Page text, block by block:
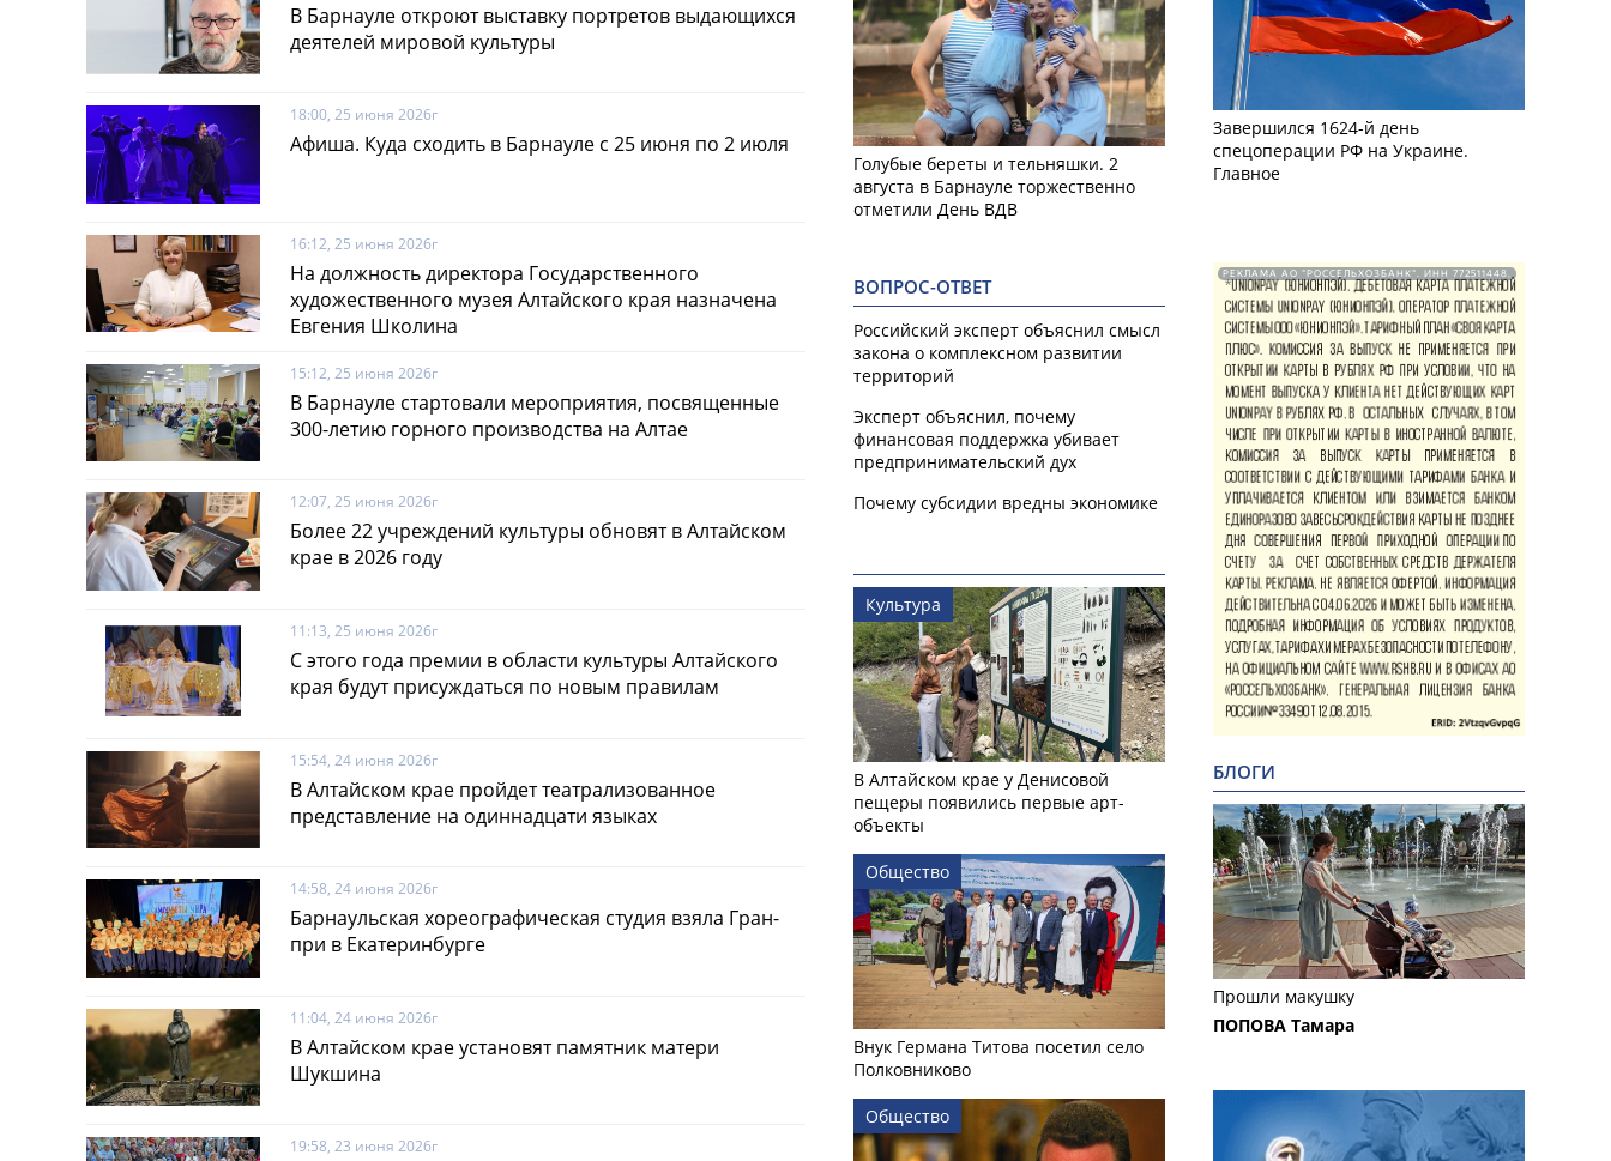
В Барнауле откроют выставку портретов выдающихся
деятелей мировой культуры
18:00, 25 июня 2026г
Афиша. Куда сходить в Барнауле с 25 июня по 2 июля
16:12, 25 июня 2026г
На должность директора Государственного
художественного музея Алтайского края назначена
Евгения Школина
15:12, 25 июня 2026г
В Барнауле стартовали мероприятия, посвященные
300-летию горного производства на Алтае
12:07, 25 июня 2026г
Более 22 учреждений культуры обновят в Алтайском
крае в 2026 году
11:13, 25 июня 2026г
С этого года премии в области культуры Алтайского
края будут присуждаться по новым правилам
15:54, 24 июня 2026г
В Алтайском крае пройдет театрализованное
представление на одиннадцати языках
14:58, 24 июня 2026г
Барнаульская хореографическая студия взяла Гран-
при в Екатеринбурге
11:04, 24 июня 2026г
В Алтайском крае установят памятник матери
Шукшина
19:58, 23 июня 2026г
Голубые береты и тельняшки. 2
августа в Барнауле торжественно
отметили День ВДВ
ВОПРОС-ОТВЕТ
Российский эксперт объяснил смысл
закона о комплексном развитии
территорий
Эксперт объяснил, почему
финансовая поддержка убивает
предпринимательский дух
Почему субсидии вредны экономике
Культура
В Алтайском крае у Денисовой
пещеры появились первые арт-
объекты
Общество
Внук Германа Титова посетил село
Полковниково
Общество
Завершился 1624-й день
спецоперации РФ на Украине.
Главное
РЕКЛАМА АО "РОССЕЛЬХОЗБАНК". ИНН 772511448.
БЛОГИ
Прошли макушку
ПОПОВА Тамара